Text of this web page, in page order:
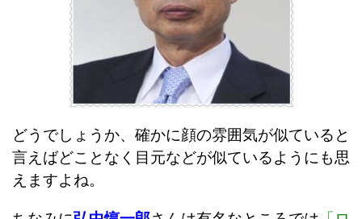
どうでしょうか、確かに顔の雰囲気が似ていると
言えばどことなく目元などが似ているようにも思
えますよね。